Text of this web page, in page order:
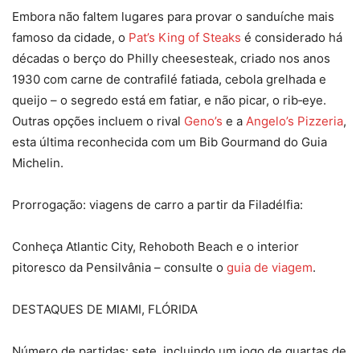
Embora não faltem lugares para provar o sanduíche mais
famoso da cidade, o Pat’s King of Steaks é considerado há
décadas o berço do Philly cheesesteak, criado nos anos
1930 com carne de contrafilé fatiada, cebola grelhada e
queijo – o segredo está em fatiar, e não picar, o rib‑eye.
Outras opções incluem o rival Geno’s e a Angelo’s Pizzeria,
esta última reconhecida com um Bib Gourmand do Guia
Michelin.​
Prorrogação: viagens de carro a partir da Filadélfia:
Conheça Atlantic City, Rehoboth Beach e o interior
pitoresco da Pensilvânia – consulte o guia de viagem.​
DESTAQUES DE MIAMI, FLÓRIDA